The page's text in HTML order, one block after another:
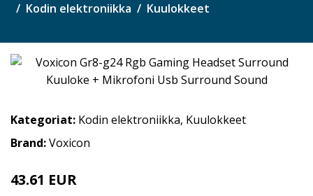
Kodin elektroniikka Kuulokkeet
Kategoriat: Kodin elektroniikka, Kuulokkeet
Brand:Voxicon
43.61 EUR